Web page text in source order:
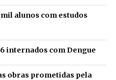
alunos com estudos
internados com Dengue
obras prometidas pela